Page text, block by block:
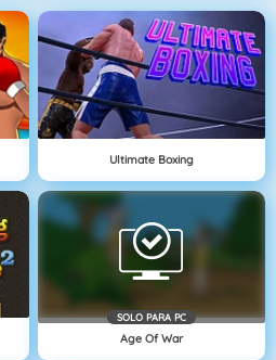
Ultimate Boxing
SOLO PARA PC
Age Of War